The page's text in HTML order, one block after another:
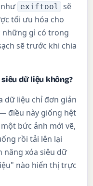
như exiftool
sẽ
tối ưu hóa cho
gì có trong
sẽ trước khi chia
dữ liệu không?
dữ liệu chỉ đơn giản
điều này giống hệt
bức ảnh mới vẽ,
rồi tải lên lại
năng xóa siêu dữ
nào hiển thị trực